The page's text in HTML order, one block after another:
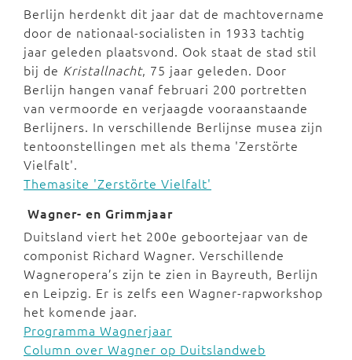
Berlijn herdenkt dit jaar dat de machtovername
door de nationaal-socialisten in 1933 tachtig
jaar geleden plaatsvond. Ook staat de stad stil
bij de Kristallnacht, 75 jaar geleden. Door
Berlijn hangen vanaf februari 200 portretten
van vermoorde en verjaagde vooraanstaande
Berlijners. In verschillende Berlijnse musea zijn
tentoonstellingen met als thema 'Zerstörte
Vielfalt'.
Themasite 'Zerstörte Vielfalt'
Wagner- en Grimmjaar
Duitsland viert het 200e geboortejaar van de
componist Richard Wagner. Verschillende
Wagneropera’s zijn te zien in Bayreuth, Berlijn
en Leipzig. Er is zelfs een Wagner-rapworkshop
het komende jaar.
Programma Wagnerjaar
Column over Wagner op Duitslandweb